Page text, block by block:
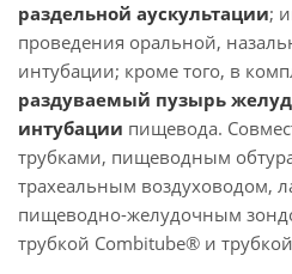
раздельной аускультации;
проведения оральной,
интубации; кроме того, в
раздуваемый пузырь
интубации пищевода.
трубками, пищеводным
трахеальным воздуховодом,
пищеводно-желудочным
трубкой Combitube® и